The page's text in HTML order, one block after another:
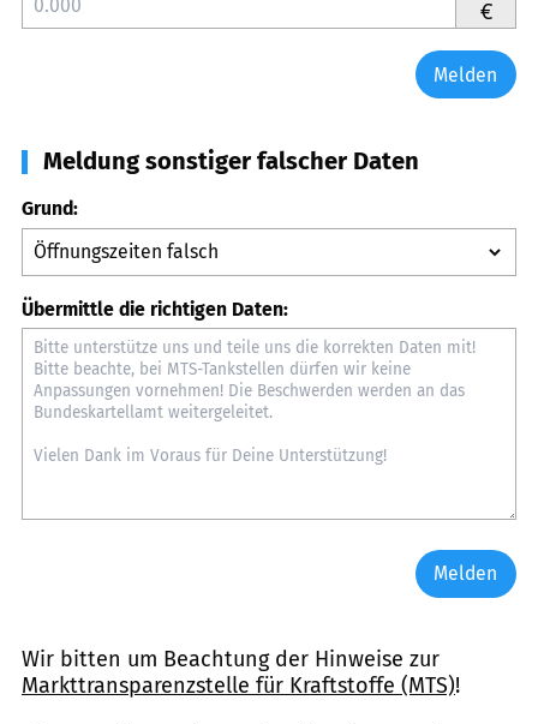
€
Melden
Meldung sonstiger falscher Daten
Grund:
Übermittle die richtigen Daten:
Melden
Wir bitten um Beachtung der Hinweise zur
Markttransparenzstelle für Kraftstoffe (MTS)!